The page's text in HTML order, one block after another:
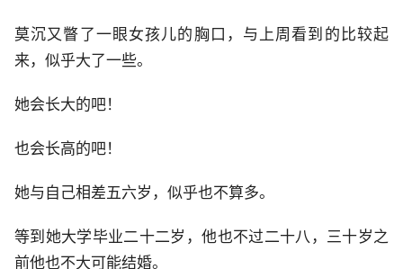
莫沉又瞥了一眼女孩儿的胸口，与上周看到的比较起
来，似乎大了一些。
她会长大的吧！
也会长高的吧！
她与自己相差五六岁，似乎也不算多。
等到她大学毕业二十二岁，他也不过二十八，三十岁之
前他也不大可能结婚。